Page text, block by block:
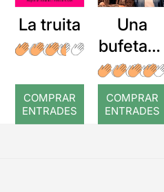
La truita
COMPRAR
ENTRADES
Una
bufetada
a temps
COMPRAR
ENTRADES